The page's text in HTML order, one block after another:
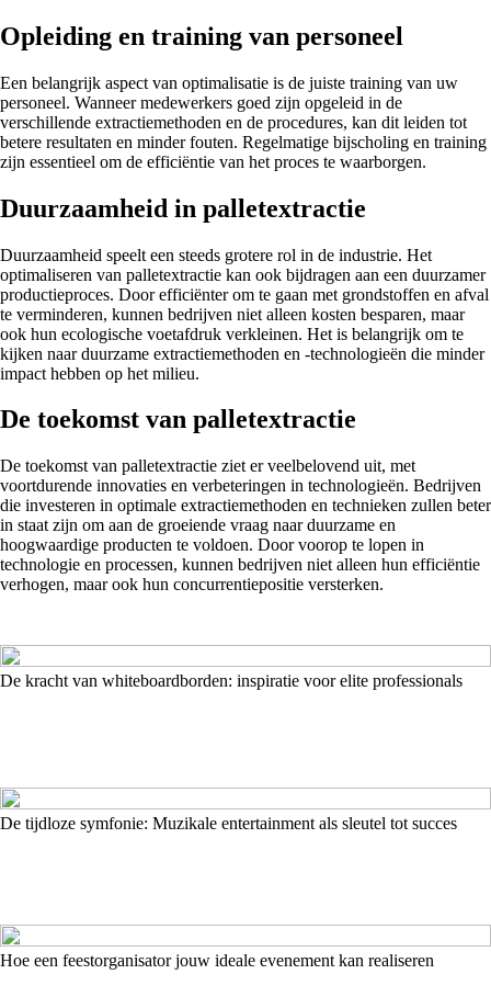
Opleiding en training van personeel
Een belangrijk aspect van optimalisatie is de juiste training van uw
personeel. Wanneer medewerkers goed zijn opgeleid in de
verschillende extractiemethoden en de procedures, kan dit leiden tot
betere resultaten en minder fouten. Regelmatige bijscholing en training
zijn essentieel om de efficiëntie van het proces te waarborgen.
Duurzaamheid in palletextractie
Duurzaamheid speelt een steeds grotere rol in de industrie. Het
optimaliseren van palletextractie kan ook bijdragen aan een duurzamer
productieproces. Door efficiënter om te gaan met grondstoffen en afval
te verminderen, kunnen bedrijven niet alleen kosten besparen, maar
ook hun ecologische voetafdruk verkleinen. Het is belangrijk om te
kijken naar duurzame extractiemethoden en -technologieën die minder
impact hebben op het milieu.
De toekomst van palletextractie
De toekomst van palletextractie ziet er veelbelovend uit, met
voortdurende innovaties en verbeteringen in technologieën. Bedrijven
die investeren in optimale extractiemethoden en technieken zullen beter
in staat zijn om aan de groeiende vraag naar duurzame en
hoogwaardige producten te voldoen. Door voorop te lopen in
technologie en processen, kunnen bedrijven niet alleen hun efficiëntie
verhogen, maar ook hun concurrentiepositie versterken.
De kracht van whiteboardborden: inspiratie voor elite professionals
De tijdloze symfonie: Muzikale entertainment als sleutel tot succes
Hoe een feestorganisator jouw ideale evenement kan realiseren